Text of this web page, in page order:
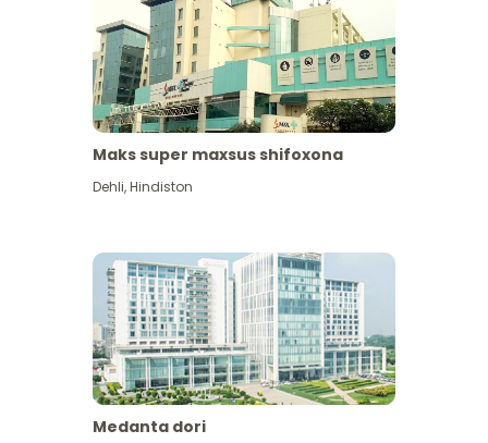
Maks super maxsus shifoxona
Dehli,Hindiston
Medanta dori